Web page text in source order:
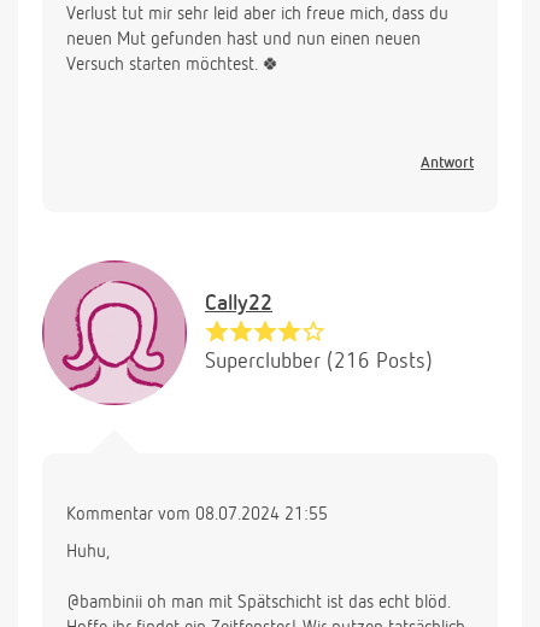
Verlust tut mir sehr leid aber ich freue mich, dass du
neuen Mut gefunden hast und nun einen neuen
Versuch starten möchtest. 🍀
Antwort
Cally22
Superclubber (216 Posts)
Kommentar vom 08.07.2024 21:55
Huhu,
@bambinii oh man mit Spätschicht ist das echt blöd.